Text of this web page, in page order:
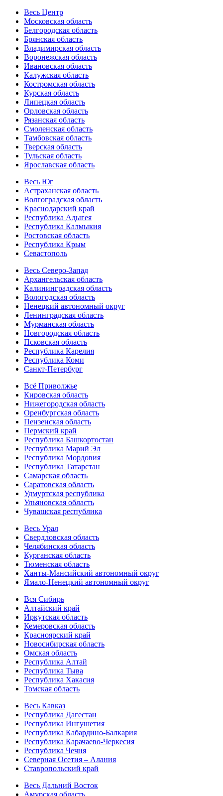
Весь Центр
Московская область
Белгородская область
Брянская область
Владимирская область
Воронежская область
Ивановская область
Калужская область
Костромская область
Курская область
Липецкая область
Орловская область
Рязанская область
Смоленская область
Тамбовская область
Тверская область
Тульская область
Ярославская область
Весь Юг
Астраханская область
Волгоградская область
Краснодарский край
Республика Адыгея
Республика Калмыкия
Ростовская область
Республика Крым
Севастополь
Весь Северо-Запад
Архангельская область
Калининградская область
Вологодская область
Ненецкий автономный округ
Ленинградская область
Мурманская область
Новгородская область
Псковская область
Республика Карелия
Республика Коми
Санкт-Петербург
Всё Приволжье
Кировская область
Нижегородская область
Оренбургская область
Пензенская область
Пермский край
Республика Башкортостан
Республика Марий Эл
Республика Мордовия
Республика Татарстан
Самарская область
Саратовская область
Удмуртская республика
Ульяновская область
Чувашская республика
Весь Урал
Свердловская область
Челябинская область
Курганская область
Тюменская область
Ханты-Мансийский автономный округ
Ямало-Ненецкий автономный округ
Вся Сибирь
Алтайский край
Иркутская область
Кемеровская область
Красноярский край
Новосибирская область
Омская область
Республика Алтай
Республика Тыва
Республика Хакасия
Томская область
Весь Кавказ
Республика Дагестан
Республика Ингушетия
Республика Кабардино-Балкария
Республика Карачаево-Черкесия
Республика Чечня
Северная Осетия – Алания
Ставропольский край
Весь Дальний Восток
Амурская область